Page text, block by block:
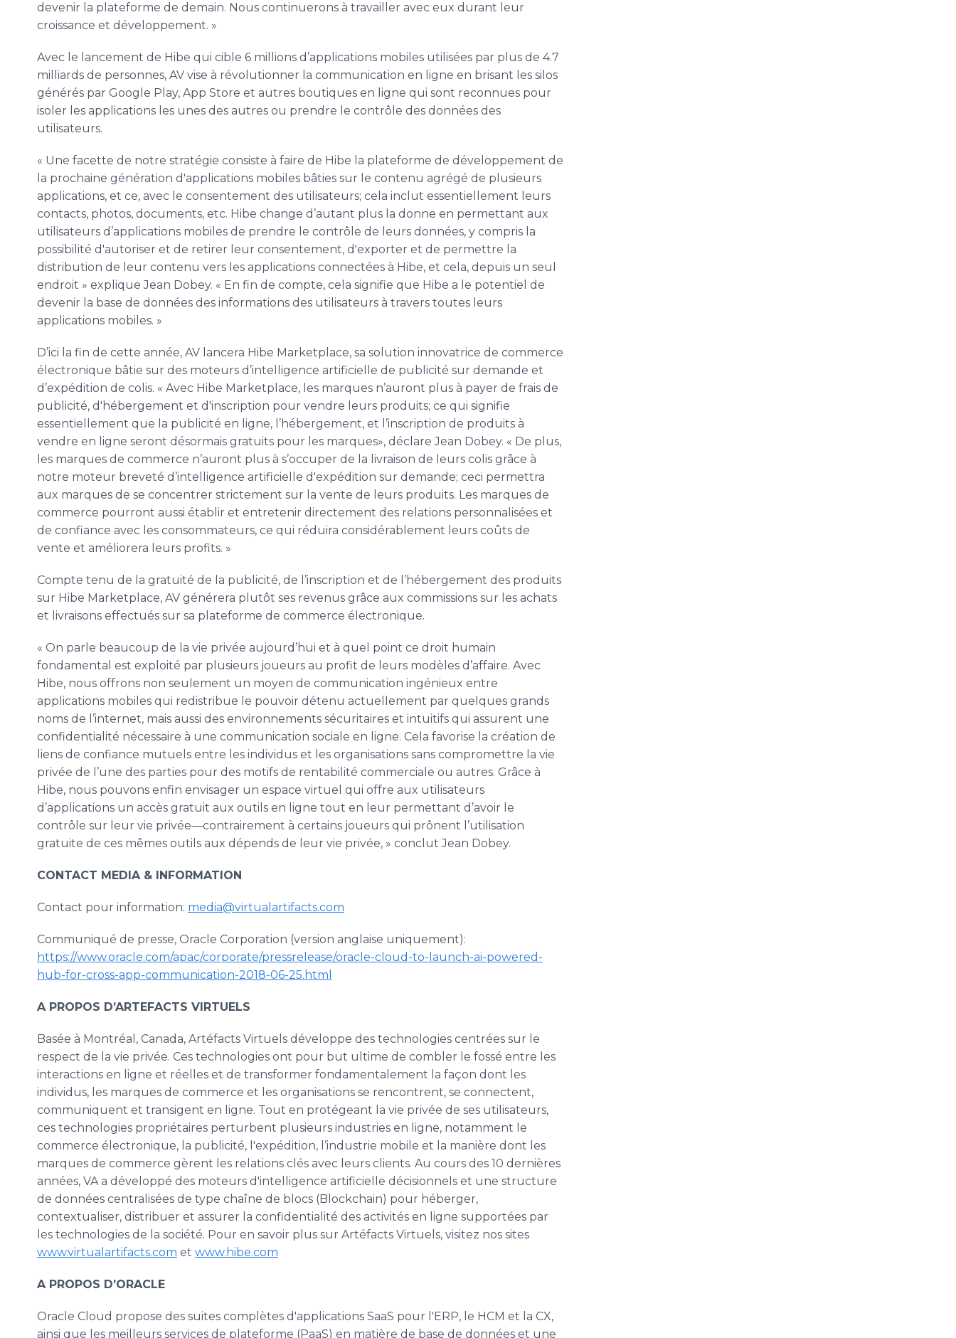
devenir la plateforme de demain. Nous continuerons à travailler avec eux durant leur
croissance et développement. »
Avec le lancement de Hibe qui cible 6 millions d’applications mobiles utilisées par plus de 4.7
milliards de personnes, AV vise à révolutionner la communication en ligne en brisant les silos
générés par Google Play, App Store et autres boutiques en ligne qui sont reconnues pour
isoler les applications les unes des autres ou prendre le contrôle des données des
utilisateurs.
« Une facette de notre stratégie consiste à faire de Hibe la plateforme de développement de
la prochaine génération d'applications mobiles bâties sur le contenu agrégé de plusieurs
applications, et ce, avec le consentement des utilisateurs; cela inclut essentiellement leurs
contacts, photos, documents, etc. Hibe change d’autant plus la donne en permettant aux
utilisateurs d’applications mobiles de prendre le contrôle de leurs données, y compris la
possibilité d'autoriser et de retirer leur consentement, d'exporter et de permettre la
distribution de leur contenu vers les applications connectées à Hibe, et cela, depuis un seul
endroit » explique Jean Dobey. « En fin de compte, cela signifie que Hibe a le potentiel de
devenir la base de données des informations des utilisateurs à travers toutes leurs
applications mobiles. »
D’ici la fin de cette année, AV lancera Hibe Marketplace, sa solution innovatrice de commerce
électronique bâtie sur des moteurs d’intelligence artificielle de publicité sur demande et
d’expédition de colis. « Avec Hibe Marketplace, les marques n’auront plus à payer de frais de
publicité, d'hébergement et d'inscription pour vendre leurs produits; ce qui signifie
essentiellement que la publicité en ligne, l’hébergement, et l’inscription de produits à
vendre en ligne seront désormais gratuits pour les marques», déclare Jean Dobey. « De plus,
les marques de commerce n’auront plus à s’occuper de la livraison de leurs colis grâce à
notre moteur breveté d’intelligence artificielle d'expédition sur demande; ceci permettra
aux marques de se concentrer strictement sur la vente de leurs produits. Les marques de
commerce pourront aussi établir et entretenir directement des relations personnalisées et
de confiance avec les consommateurs, ce qui réduira considérablement leurs coûts de
vente et améliorera leurs profits. »
Compte tenu de la gratuité de la publicité, de l’inscription et de l’hébergement des produits
sur Hibe Marketplace, AV générera plutôt ses revenus grâce aux commissions sur les achats
et livraisons effectués sur sa plateforme de commerce électronique.
« On parle beaucoup de la vie privée aujourd’hui et à quel point ce droit humain
fondamental est exploité par plusieurs joueurs au profit de leurs modèles d’affaire. Avec
Hibe, nous offrons non seulement un moyen de communication ingénieux entre
applications mobiles qui redistribue le pouvoir détenu actuellement par quelques grands
noms de l’internet, mais aussi des environnements sécuritaires et intuitifs qui assurent une
confidentialité nécessaire à une communication sociale en ligne. Cela favorise la création de
liens de confiance mutuels entre les individus et les organisations sans compromettre la vie
privée de l’une des parties pour des motifs de rentabilité commerciale ou autres. Grâce à
Hibe, nous pouvons enfin envisager un espace virtuel qui offre aux utilisateurs
d’applications un accès gratuit aux outils en ligne tout en leur permettant d’avoir le
contrôle sur leur vie privée—contrairement à certains joueurs qui prônent l’utilisation
gratuite de ces mêmes outils aux dépends de leur vie privée, » conclut Jean Dobey.
CONTACT MEDIA & INFORMATION
Contact pour information: media@virtualartifacts.com
Communiqué de presse, Oracle Corporation (version anglaise uniquement):
https://www.oracle.com/apac/corporate/pressrelease/oracle-cloud-to-launch-ai-powered-
hub-for-cross-app-communication-2018-06-25.html
A PROPOS D’ARTEFACTS VIRTUELS
Basée à Montréal, Canada, Artéfacts Virtuels développe des technologies centrées sur le
respect de la vie privée. Ces technologies ont pour but ultime de combler le fossé entre les
interactions en ligne et réelles et de transformer fondamentalement la façon dont les
individus, les marques de commerce et les organisations se rencontrent, se connectent,
communiquent et transigent en ligne. Tout en protégeant la vie privée de ses utilisateurs,
ces technologies propriétaires perturbent plusieurs industries en ligne, notamment le
commerce électronique, la publicité, l'expédition, l’industrie mobile et la manière dont les
marques de commerce gèrent les relations clés avec leurs clients. Au cours des 10 dernières
années, VA a développé des moteurs d'intelligence artificielle décisionnels et une structure
de données centralisées de type chaîne de blocs (Blockchain) pour héberger,
contextualiser, distribuer et assurer la confidentialité des activités en ligne supportées par
les technologies de la société. Pour en savoir plus sur Artéfacts Virtuels, visitez nos sites
www.virtualartifacts.com et www.hibe.com
A PROPOS D’ORACLE
Oracle Cloud propose des suites complètes d'applications SaaS pour l'ERP, le HCM et la CX,
ainsi que les meilleurs services de plateforme (PaaS) en matière de base de données et une